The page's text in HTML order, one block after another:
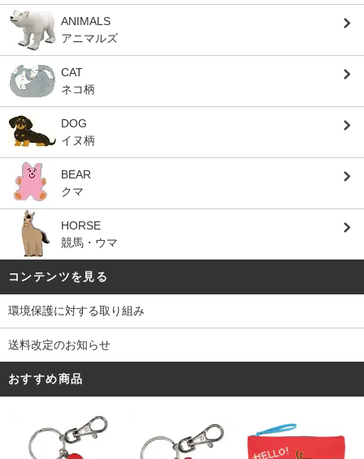
ANIMALS
アニマルズ
CAT
ネコ柄
DOG
イヌ柄
BEAR
クマ
HORSE
競馬・ウマ
コンテンツを見る
環境保護に対する取り組み
送料改定のお知らせ
おすすめ商品